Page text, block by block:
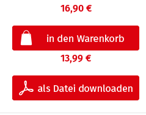
16,90 €
13,99 €